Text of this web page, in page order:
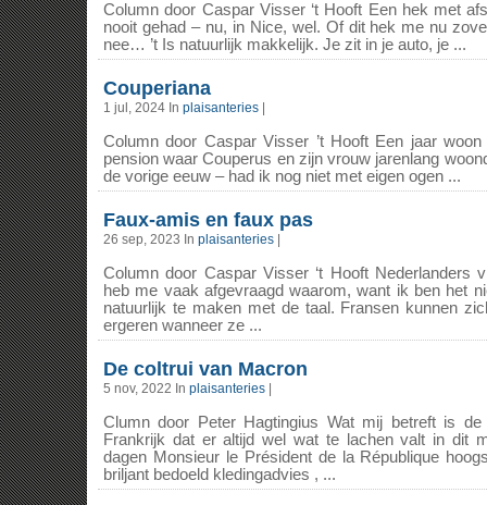
Column door Caspar Visser ‘t Hooft Een hek met
nooit gehad – nu, in Nice, wel. Of dit hek me nu
nee… ’t Is natuurlijk makkelijk. Je zit in je auto, je ...
Couperiana
1 jul, 2024 In plaisanteries
Column door Caspar Visser ’t Hooft Een jaar
pension waar Couperus en zijn vrouw jarenlang
de vorige eeuw – had ik nog niet met eigen ogen ...
Faux-amis en faux pas
26 sep, 2023 In plaisanteries
Column door Caspar Visser ‘t Hooft Nederlanders
heb me vaak afgevraagd waarom, want ik ben het
natuurlijk te maken met de taal. Fransen kunnen
ergeren wanneer ze ...
De coltrui van Macron
5 nov, 2022 In plaisanteries
Clumn door Peter Hagtingius Wat mij betreft is
Frankrijk dat er altijd wel wat te lachen valt in dit
dagen Monsieur le Président de la République
briljant bedoeld kledingadvies , ...